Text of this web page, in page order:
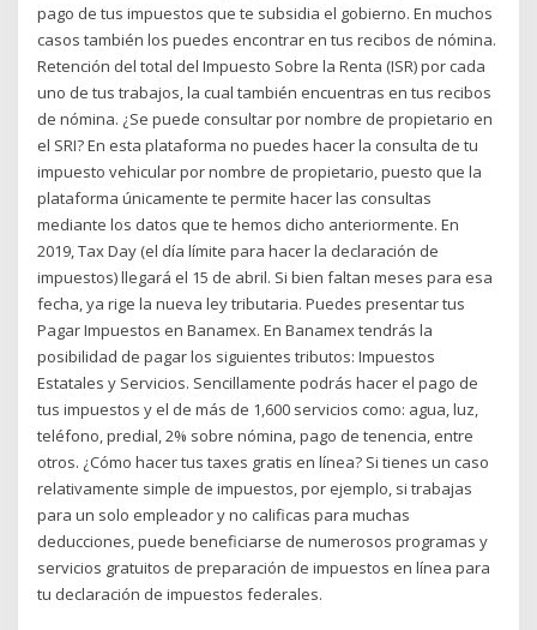
pago de tus impuestos que te subsidia el gobierno. En muchos
casos también los puedes encontrar en tus recibos de nómina.
Retención del total del Impuesto Sobre la Renta (ISR) por cada
uno de tus trabajos, la cual también encuentras en tus recibos
de nómina. ¿Se puede consultar por nombre de propietario en
el SRI? En esta plataforma no puedes hacer la consulta de tu
impuesto vehicular por nombre de propietario, puesto que la
plataforma únicamente te permite hacer las consultas
mediante los datos que te hemos dicho anteriormente. En
2019, Tax Day (el día límite para hacer la declaración de
impuestos) llegará el 15 de abril. Si bien faltan meses para esa
fecha, ya rige la nueva ley tributaria. Puedes presentar tus
Pagar Impuestos en Banamex. En Banamex tendrás la
posibilidad de pagar los siguientes tributos: Impuestos
Estatales y Servicios. Sencillamente podrás hacer el pago de
tus impuestos y el de más de 1,600 servicios como: agua, luz,
teléfono, predial, 2% sobre nómina, pago de tenencia, entre
otros. ¿Cómo hacer tus taxes gratis en línea? Si tienes un caso
relativamente simple de impuestos, por ejemplo, si trabajas
para un solo empleador y no calificas para muchas
deducciones, puede beneficiarse de numerosos programas y
servicios gratuitos de preparación de impuestos en línea para
tu declaración de impuestos federales.